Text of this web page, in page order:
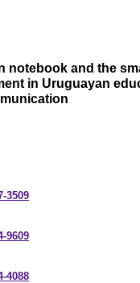
notebook and the
in Uruguayan
3509
9609
4088